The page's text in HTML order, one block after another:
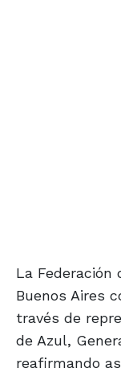
La Federación
Buenos Aires
través de
de Azul,
reafirmando